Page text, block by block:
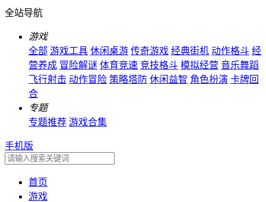
全站导航
游戏
全部 游戏工具 休闲桌游 传奇游戏 经典街机 动作格斗 经
营养成 冒险解谜 体育竞速 竞技格斗 模拟经营 音乐舞蹈
飞行射击 动作冒险 策略塔防 休闲益智 角色扮演 卡牌回
合
专题
专题推荐 游戏合集
手机版
首页
游戏